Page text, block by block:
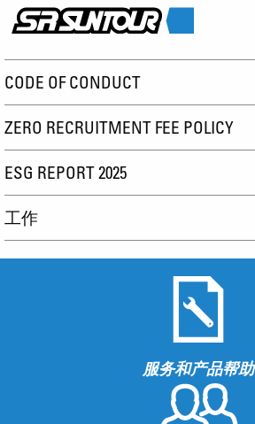
CODE OF CONDUCT
ZERO RECRUITMENT FEE POLICY
ESG REPORT 2025
工作
服务和产品帮助